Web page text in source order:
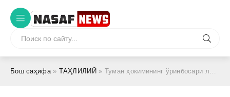
Бош саҳифа» ТАҲЛИЛИЙ » Туман ҳокимининг ўринбосари лавозимидан озод этилди